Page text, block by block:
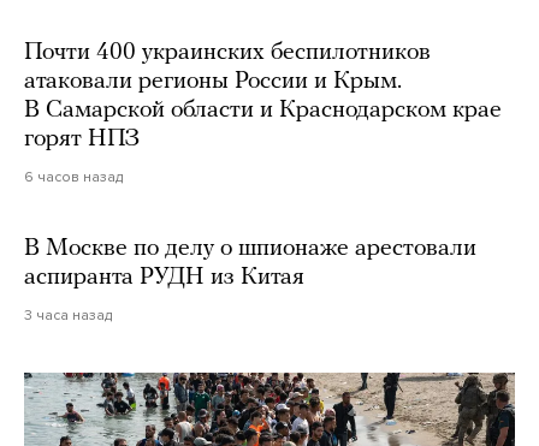
Почти 400 украинских беспилотников
атаковали регионы России и Крым.
В Самарской области и Краснодарском крае
горят НПЗ
6 часов назад
В Москве по делу о шпионаже арестовали
аспиранта РУДН из Китая
3 часа назад